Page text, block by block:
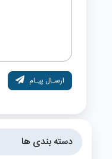
ارسـال پیـام
دسته بندی ها